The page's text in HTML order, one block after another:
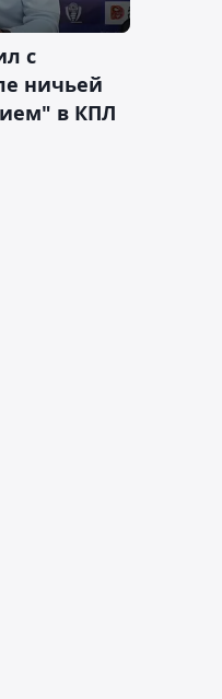
с
ничьей
в КПЛ